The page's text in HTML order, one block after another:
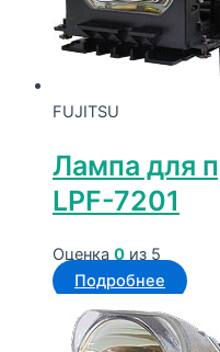
FUJITSU
Лампа для
LPF-7201
Оценка 0 из 5
Подробнее